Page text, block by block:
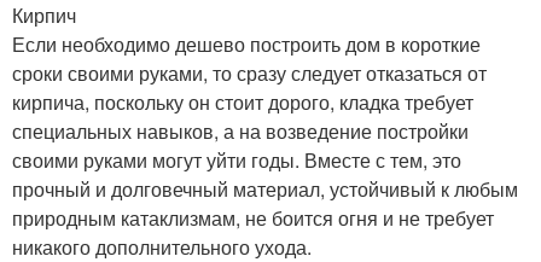
Кирпич
Если необходимо дешево построить дом в короткие
сроки своими руками, то сразу следует отказаться от
кирпича, поскольку он стоит дорого, кладка требует
специальных навыков, а на возведение постройки
своими руками могут уйти годы. Вместе с тем, это
прочный и долговечный материал, устойчивый к любым
природным катаклизмам, не боится огня и не требует
никакого дополнительного ухода.